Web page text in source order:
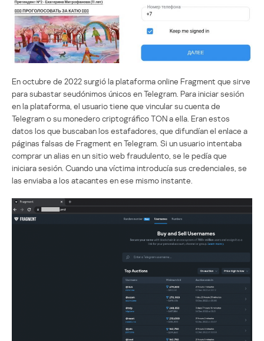
En octubre de 2022 surgió la plataforma online Fragment que sirve
para subastar seudónimos únicos en Telegram. Para iniciar sesión
en la plataforma, el usuario tiene que vincular su cuenta de
Telegram o su monedero criptográfico TON a ella. Eran estos
datos los que buscaban los estafadores, que difundían el enlace a
páginas falsas de Fragment en Telegram. Si un usuario intentaba
comprar un alias en un sitio web fraudulento, se le pedía que
iniciara sesión. Cuando una víctima introducía sus credenciales, se
las enviaba a los atacantes en ese mismo instante.